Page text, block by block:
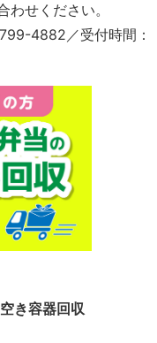
せください。
4882／受付時間：
き容器回収